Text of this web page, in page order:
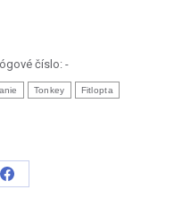
číslo: -
Tonkey Fitlopta
Zdieľať